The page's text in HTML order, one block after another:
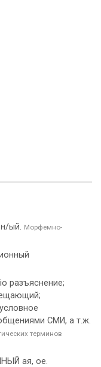
ый. Морфемно-
разъяснение;
СМИ, а т.ж.
терминов
ая, ое.